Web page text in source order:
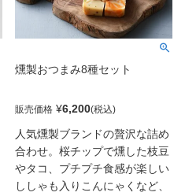
燻製おつまみ8種セット
販売価格 ¥6,200
人気燻製ブランドの贅沢な詰め
合わせ。桜チップで燻した枝豆
やタコ、プチプチ食感が楽しい
ししゃも入りこんにゃくなど、